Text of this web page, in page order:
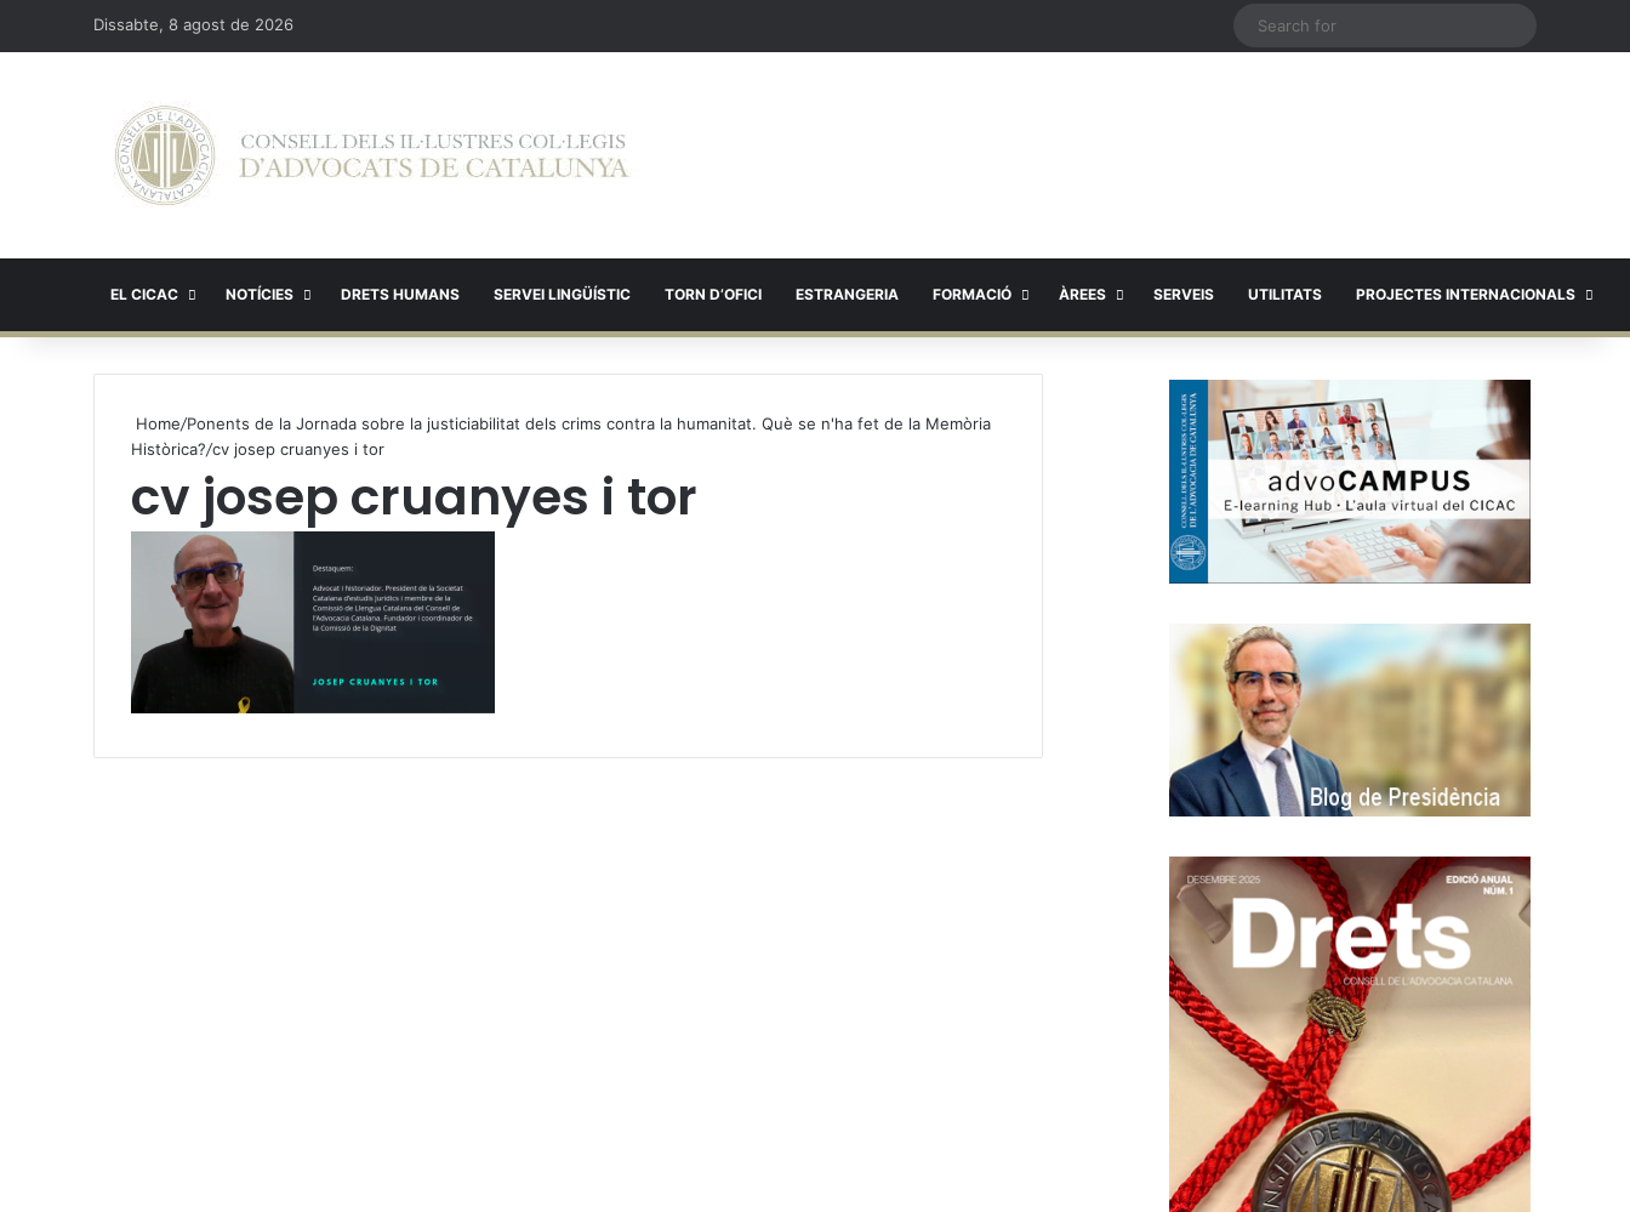
Dissabte, 8 agost de 2026
EL CICAC NOTÍCIES DRETS HUMANS SERVEI LINGÜÍSTIC TORN D’OFICI ESTRANGERIA FORMACIÓ ÀREES SERVEIS UTILITATS PROJECTES INTERNACIONALS
Home/Ponents de la Jornada sobre la justiciabilitat dels crims contra la humanitat. Què se n'ha fet de la Memòria
Històrica?/cv josep cruanyes i tor
cv josep cruanyes i tor